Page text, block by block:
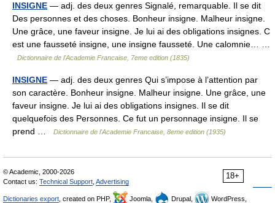
INSIGNE — adj. des deux genres Signalé, remarquable. Il se dit
Des personnes et des choses. Bonheur insigne. Malheur insigne.
Une grâce, une faveur insigne. Je lui ai des obligations insignes. C
est une fausseté insigne, une insigne fausseté. Une calomnie… …
Dictionnaire de l'Academie Francaise, 7eme edition (1835)
INSIGNE — adj. des deux genres Qui s’impose à l’attention par
son caractère. Bonheur insigne. Malheur insigne. Une grâce, une
faveur insigne. Je lui ai des obligations insignes. Il se dit
quelquefois des Personnes. Ce fut un personnage insigne. Il se
prend …
Dictionnaire de l'Academie Francaise, 8eme edition (1935)
18+
© Academic, 2000-2026
Contact us: Technical Support Advertising
Dictionaries export , created on PHP, Joomla, Drupal,
WordPress,